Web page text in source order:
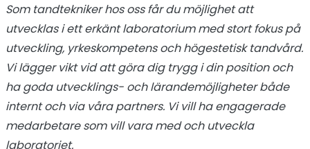
Som tandtekniker hos oss får du möjlighet att
utvecklas i ett erkänt laboratorium med stort fokus på
utveckling, yrkeskompetens och högestetisk tandvård.
Vi lägger vikt vid att göra dig trygg i din position och
ha goda utvecklings- och lärandemöjligheter både
internt och via våra partners. Vi vill ha engagerade
medarbetare som vill vara med och utveckla
laboratoriet.